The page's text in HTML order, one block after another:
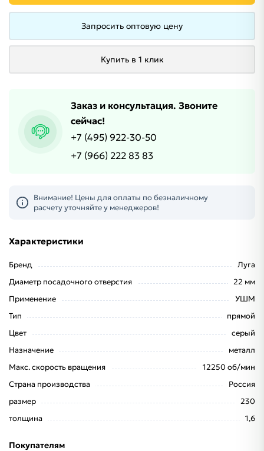
Запросить оптовую цену
Купить в 1 клик
Заказ и консультация. Звоните
сейчас!
+7 (495) 922-30-50
+7 (966) 222 83 83
Внимание! Цены для оплаты по безналичному
расчету уточняйте у менеджеров!
Характеристики
Бренд
Луга
Диаметр посадочного отверстия
22 мм
Применение
УШМ
Тип
прямой
Цвет
серый
Назначение
металл
Макс. скорость вращения
12250 об/мин
Страна производства
Россия
размер
230
толщина
1,6
Покупателям